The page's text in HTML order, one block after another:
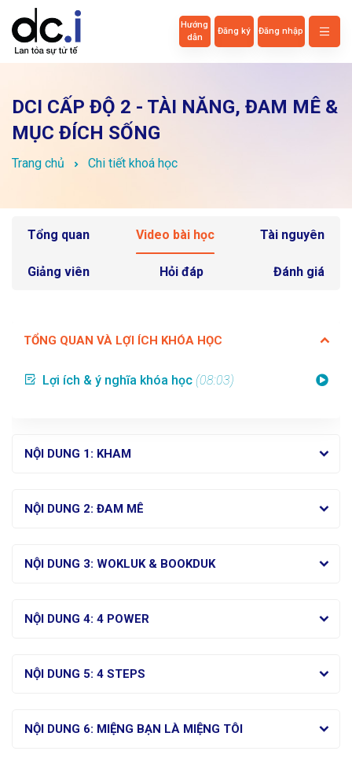
Hướng
dẫn
Đăng ký Đăng nhập
DCI CẤP ĐỘ 2 - TÀI NĂNG, ĐAM MÊ &
MỤC ĐÍCH SỐNG
Trang chủ Chi tiết khoá học
Tổng quan Video bài học Tài nguyên
Giảng viên Hỏi đáp Đánh giá
TỔNG QUAN VÀ LỢI ÍCH KHÓA HỌC
Lợi ích & ý nghĩa khóa học (08:03)
NỘI DUNG 1: KHAM
NỘI DUNG 2: ĐAM MÊ
NỘI DUNG 3: WOKLUK & BOOKDUK
NỘI DUNG 4: 4 POWER
NỘI DUNG 5: 4 STEPS
NỘI DUNG 6: MIỆNG BẠN LÀ MIỆNG TÔI